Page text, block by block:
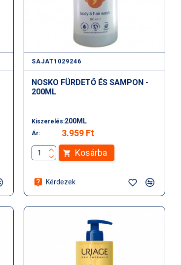
SAJAT1029246
NOSKO FÜRDETŐ ÉS SAMPON -
200ML
Kiszerelés:200ML
Ár:
3.959 Ft
Kosárba
Kérdezek